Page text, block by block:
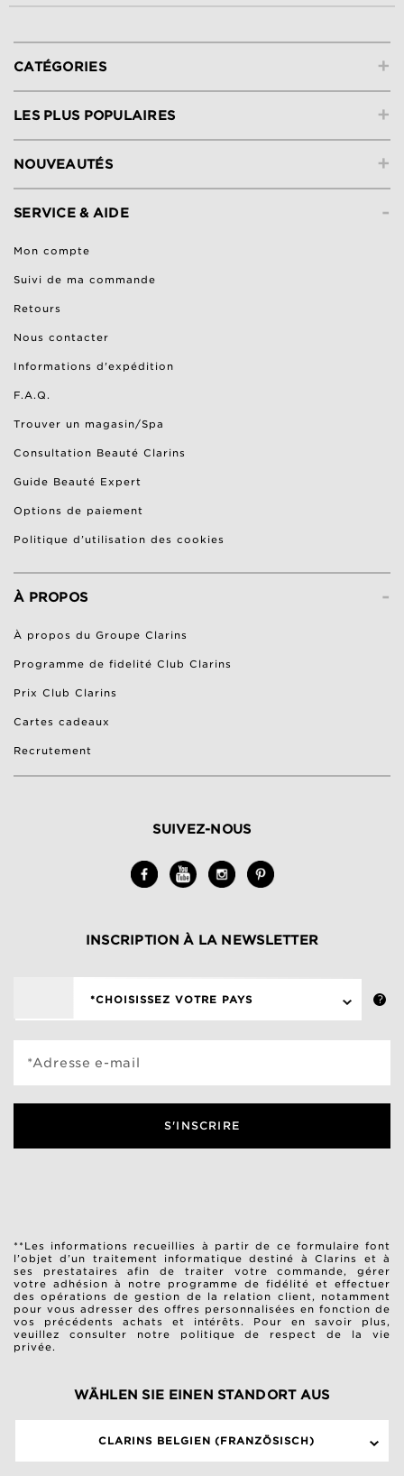
+
CATÉGORIES
+
LES PLUS POPULAIRES
+
NOUVEAUTÉS
-
SERVICE & AIDE
Mon compte
Suivi de ma commande
Retours
Nous contacter
Informations d'expédition
F.A.Q.
Trouver un magasin/Spa
Consultation Beauté Clarins
Guide Beauté Expert
Options de paiement
Politique d’utilisation des cookies
-
À PROPOS
À propos du Groupe Clarins
Programme de fidelité Club Clarins
Prix Club Clarins
Cartes cadeaux
Recrutement
SUIVEZ-NOUS
INSCRIPTION À LA NEWSLETTER
*CHOISISSEZ VOTRE PAYS
*Adresse e-mail
S'INSCRIRE
**Les informations recueillies à partir de ce formulaire font
l’objet d’un traitement informatique destiné à Clarins et à
ses prestataires afin de traiter votre commande, gérer
votre adhésion à notre programme de fidélité et effectuer
des opérations de gestion de la relation client, notamment
pour vous adresser des offres personnalisées en fonction de
vos précédents achats et intérêts. Pour en savoir plus,
veuillez consulter notre
politique de respect de la vie
privée.
WÄHLEN SIE EINEN STANDORT AUS
CLARINS BELGIEN (FRANZÖSISCH)